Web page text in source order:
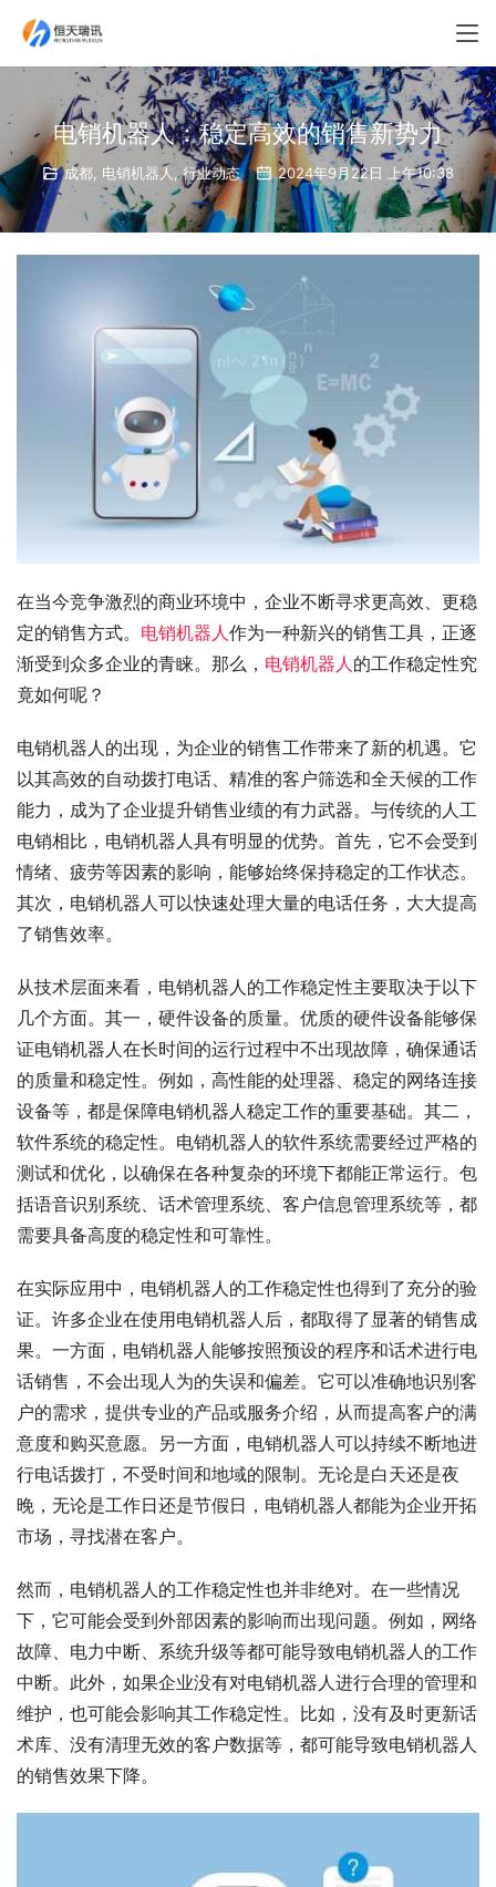
电销机器人：稳定高效的销售新势力
成都 电销机器人 ,行业动态 2024年9月22日 上午10:38
在当今竞争激烈的商业环境中，企业不断寻求更高效、更稳
定的销售方式。 电销机器人 作为一种新兴的销售工具，正逐
渐受到众多企业的青睐。那么， 电销机器人 的工作稳定性究
竟如何呢？
电销机器人的出现，为企业的销售工作带来了新的机遇。它
以其高效的自动拨打电话、精准的客户筛选和全天候的工作
能力，成为了企业提升销售业绩的有力武器。与传统的人工
电销相比，电销机器人具有明显的优势。首先，它不会受到
情绪、疲劳等因素的影响，能够始终保持稳定的工作状态。
其次，电销机器人可以快速处理大量的电话任务，大大提高
了销售效率。
从技术层面来看，电销机器人的工作稳定性主要取决于以下
几个方面。其一，硬件设备的质量。优质的硬件设备能够保
证电销机器人在长时间的运行过程中不出现故障，确保通话
的质量和稳定性。例如，高性能的处理器、稳定的网络连接
设备等，都是保障电销机器人稳定工作的重要基础。其二，
软件系统的稳定性。电销机器人的软件系统需要经过严格的
测试和优化，以确保在各种复杂的环境下都能正常运行。包
括语音识别系统、话术管理系统、客户信息管理系统等，都
需要具备高度的稳定性和可靠性。
在实际应用中，电销机器人的工作稳定性也得到了充分的验
证。许多企业在使用电销机器人后，都取得了显著的销售成
果。一方面，电销机器人能够按照预设的程序和话术进行电
话销售，不会出现人为的失误和偏差。它可以准确地识别客
户的需求，提供专业的产品或服务介绍，从而提高客户的满
意度和购买意愿。另一方面，电销机器人可以持续不断地进
行电话拨打，不受时间和地域的限制。无论是白天还是夜
晚，无论是工作日还是节假日，电销机器人都能为企业开拓
市场，寻找潜在客户。
然而，电销机器人的工作稳定性也并非绝对。在一些情况
下，它可能会受到外部因素的影响而出现问题。例如，网络
故障、电力中断、系统升级等都可能导致电销机器人的工作
中断。此外，如果企业没有对电销机器人进行合理的管理和
维护，也可能会影响其工作稳定性。比如，没有及时更新话
术库、没有清理无效的客户数据等，都可能导致电销机器人
的销售效果下降。